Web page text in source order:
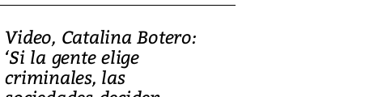
Video, Catalina Botero:
‘Si la gente elige
criminales, las